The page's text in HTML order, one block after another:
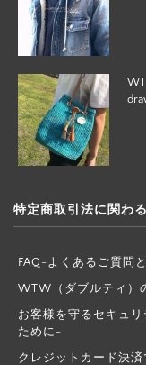
特定商取引法に関わ
FAQ-よくあるご質問
WTW（ダブルティ）
お客様を守るセキュ
ために-
クレジットカード決